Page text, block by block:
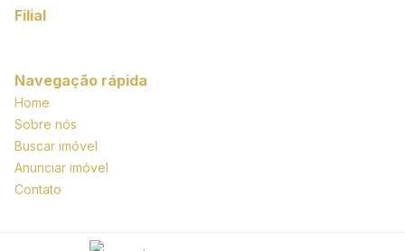
Filial
Navegação rápida
Home
Sobre nós
Buscar imóvel
Anunciar imóvel
Contato